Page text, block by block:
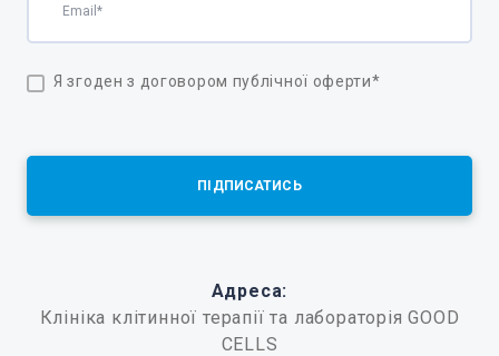
Я згоден з договором публічної оферти*
ПІДПИСАТИСЬ
Адреса:
Клініка клітинної терапії та лабораторія GOOD
CELLS